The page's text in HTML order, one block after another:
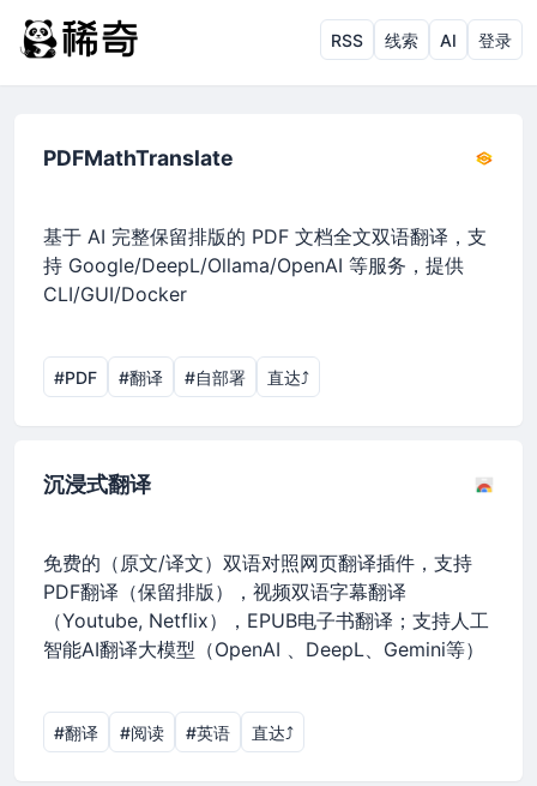
RSS 线索 AI 登录
PDFMathTranslate
基于 AI 完整保留排版的 PDF 文档全文双语翻译，支
持 Google/DeepL/Ollama/OpenAI 等服务，提供
CLI/GUI/Docker
#PDF #翻译 #自部署 直达⤴︎
沉浸式翻译
免费的（原文/译文）双语对照网页翻译插件，支持
PDF翻译（保留排版），视频双语字幕翻译
（Youtube, Netflix），EPUB电子书翻译；支持人工
智能AI翻译大模型（OpenAI 、DeepL、Gemini等）
#翻译 #阅读 #英语 直达⤴︎